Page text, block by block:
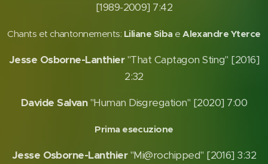
[1989-2009] 7:42
Chants et chantonnements: Liliane SibaeAlexandre Yterce
Jesse Osborne-Lanthier"That Captagon Sting" [2016]
2:32
Davide Salvan"Human Disgregation" [2020] 7:00
Prima esecuzione
Jesse Osborne-Lanthier"Mi@rochipped" [2016] 3:32